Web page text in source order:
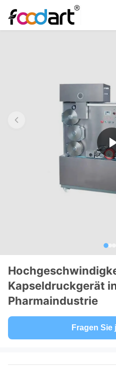
Kapseldruckgerät
Pharmaindustrie
Fragen Sie